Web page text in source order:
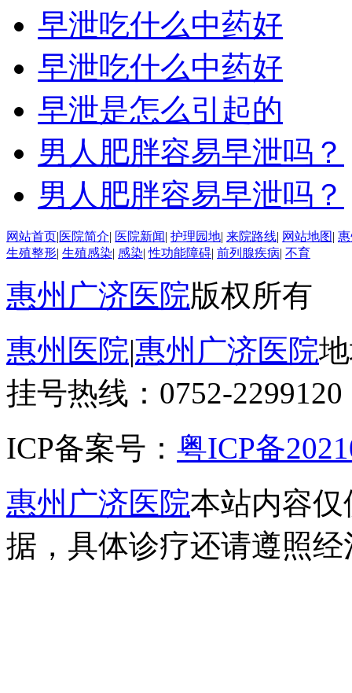
早泄吃什么中药好
早泄吃什么中药好
早泄是怎么引起的
男人肥胖容易早泄吗？
男人肥胖容易早泄吗？
网站首页|医院简介| 医院新闻| 护理园地| 来院路线| 网站地图|
生殖整形| 生殖感染| 感染|性功能障碍| 前列腺疾病| 不育
惠州广济医院版权所有
惠州医院|惠州广济医院
挂号热线：0752-2299120
ICP备案号： 粤ICP备
惠州广济医院本站内容
据，具体诊疗还请遵照